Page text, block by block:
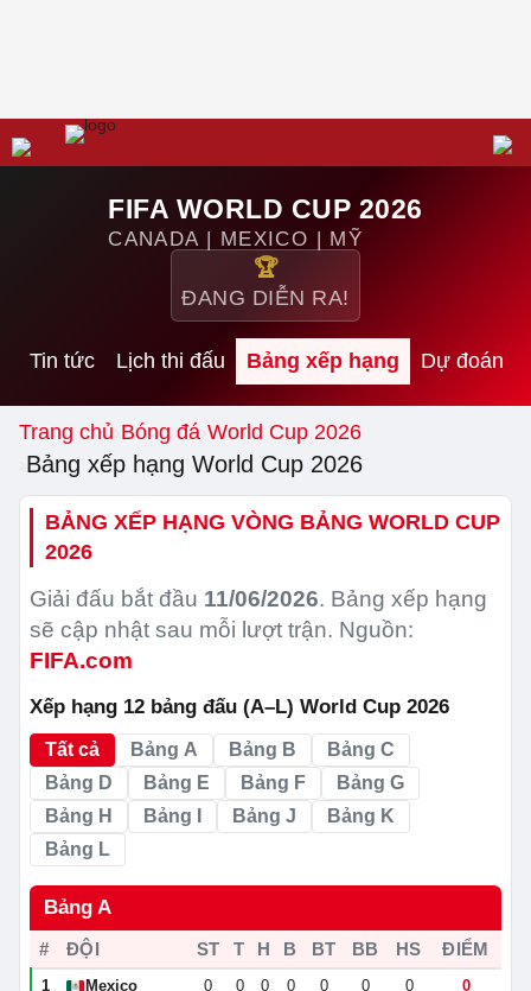
FIFA WORLD CUP 2026
CANADA | MEXICO | MỸ
🏆
ĐANG DIỄN RA!
Tin tức Lịch thi đấu Bảng xếp hạng Dự đoán
Trang chủ Bóng đá World Cup 2026
Bảng xếp hạng World Cup 2026
BẢNG XẾP HẠNG VÒNG BẢNG WORLD CUP
2026
Giải đấu bắt đầu 11/06/2026. Bảng xếp hạng
sẽ cập nhật sau mỗi lượt trận. Nguồn:
FIFA.com
Xếp hạng 12 bảng đấu (A–L) World Cup 2026
Tất cả Bảng A Bảng B
Bảng C
Bảng D
Bảng E Bảng F
Bảng G
Bảng H
Bảng I Bảng J
Bảng K
Bảng L
Bảng A
# ĐỘI ST T H B BT BB HS ĐIỂM
1 🇲🇽 Mexico 0 0 0 0 0 0 0
0